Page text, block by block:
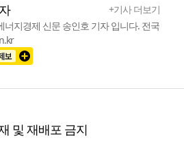
+기사 더보기
너지경제 신문 송인호 기자 입니다. 전국
및 재배포 금지